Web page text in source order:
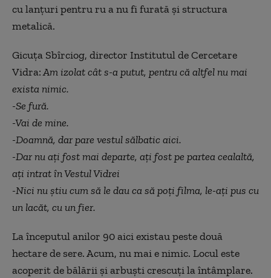
cu lanțuri pentru ru a nu fi furată și structura
metalică.
Gicuța Sbîrciog, director Institutul de Cercetare
Vidra:Am izolat cât s-a putut, pentru că altfel nu mai
exista nimic.
-Se fură.
-Vai de mine.
-Doamnă, dar pare vestul sălbatic aici.
-Dar nu ați fost mai departe, ați fost pe partea cealaltă,
ați intrat în Vestul Vidrei
-Nici nu știu cum să le dau ca să poți filma, le-ați pus cu
un lacăt, cu un fier.
La începutul anilor 90 aici existau peste două
hectare de sere. Acum, nu mai e nimic. Locul este
acoperit de bălării și arbuști crescuți la întâmplare.